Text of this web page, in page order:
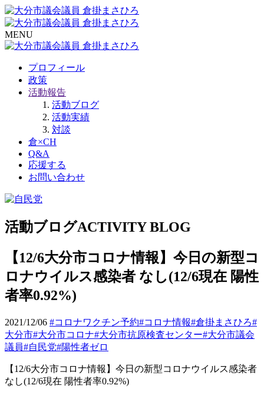
MENU
プロフィール
政策
活動報告
活動ブログ
活動実績
対談
倉×CH
Q&A
応援する
お問い合わせ
活動ブログACTIVITY BLOG
【12/6大分市コロナ情報】今日の新型コ
ロナウイルス感染者 なし(12/6現在 陽性
者率0.92%)
2021/12/06 #コロナワクチン予約#コロナ情報#倉掛まさひろ#
大分市#大分市コロナ#大分市抗原検査センター#大分市議会
議員#自民党#陽性者ゼロ
【 12/6大分市コロナ情報】今日の新型コロナウイルス感染者
なし(12/6現在 陽性者率0.92%)